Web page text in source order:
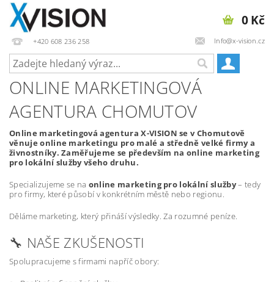
+420 608 236 258 Info@x-vision.cz
0 Kč
ONLINE MARKETINGOVÁ
AGENTURA CHOMUTOV
Online marketingová agentura X-VISION se v Chomutově
věnuje online marketingu pro malé a středně velké firmy a
živnostníky. Zaměřujeme se především na online marketing
pro lokální služby všeho druhu.
Specializujeme se na online marketing pro lokální služby– tedy
pro firmy, které působí v konkrétním městě nebo regionu.
Děláme marketing, který přináší výsledky. Za rozumné peníze.
🔧 NAŠE ZKUŠENOSTI
Spolupracujeme s firmami napříč obory: